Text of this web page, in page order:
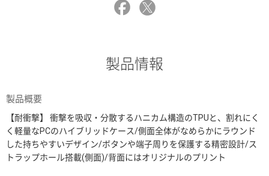
製品情報
製品概要
【耐衝撃】 衝撃を吸収・分散するハニカム構造のTPUと、割れにく
く軽量なPCのハイブリッドケース/側面全体がなめらかにラウンド
した持ちやすいデザイン/ボタンや端子周りを保護する精密設計/ス
トラップホール搭載(側面)/背面にはオリジナルのプリント